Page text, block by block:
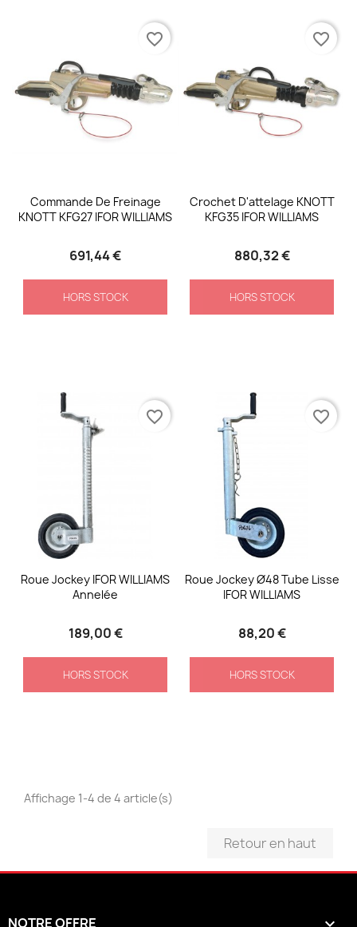
Commande De Freinage
KNOTT KFG27 IFOR WILLIAMS
691,44 €
HORS STOCK
favorite_border
Crochet D'attelage KNOTT
KFG35 IFOR WILLIAMS
880,32 €
HORS STOCK
favorite_border
Roue Jockey IFOR WILLIAMS
Annelée
189,00 €
HORS STOCK
favorite_border
Roue Jockey Ø48 Tube Lisse
IFOR WILLIAMS
88,20 €
HORS STOCK
favorite_border
Affichage 1-4 de 4 article(s)
Retour en haut
NOTRE OFFRE